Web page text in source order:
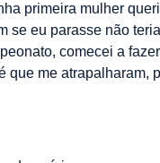
primeira mulher
se eu parasse não
comecei a
que me atrapalharam,